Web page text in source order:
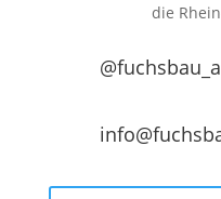
die